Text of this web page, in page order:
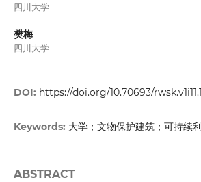
四川大学
樊梅
四川大学
DOI: https://doi.org/10.70693/
Keywords: 大学；文物保护建筑；可持续
ABSTRACT